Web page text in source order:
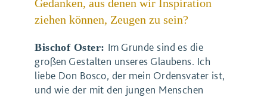
Gedanken, aus denen wir Inspiration
ziehen können, Zeugen zu sein?
Bischof Oster: Im Grunde sind es die
großen Gestalten unseres Glaubens. Ich
liebe Don Bosco, der mein Ordensvater ist,
und wie der mit den jungen Menschen